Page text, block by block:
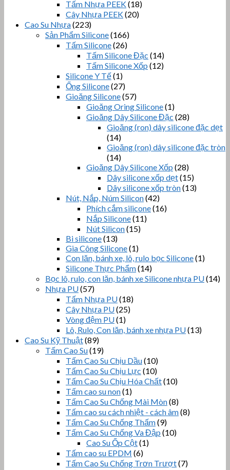
Tấm Nhựa PEEK(18)
Cây Nhựa PEEK(20)
Cao Su Nhựa(223)
Sản Phẩm Silicone(166)
Tấm Silicone(26)
Tấm Silicone Đặc (14)
Tấm Silicone Xốp (12)
Silicone Y Tế(1)
Ống Silicone(27)
Gioăng Silicone(57)
Gioăng Oring Silicone(1)
Gioăng Dây Silicone Đặc (28)
Gioăng (ron) dây silicone đặc dẹt
(14)
Gioăng (ron) dây silicone đặc tròn
(14)
Gioăng Dây Silicone Xốp (28)
Dây silicone xốp dẹt(15)
Dây silicone xốp tròn(13)
Nút, Nắp, Núm Silicon(42)
Phích cắm silicone(16)
Nắp Silicone(11)
Nút Silicon(15)
Bi silicone(13)
Gia Công Silicone(1)
Con lăn, bánh xe, lô, rulo bọc Silicone(1)
Silicone Thực Phẩm(14)
Bọc lô, rulo, con lăn, bánh xe Silicone nhựa PU(14)
Nhựa PU(57)
Tấm Nhựa PU(18)
Cây Nhựa PU(25)
Vòng đệm PU(1)
Lô, Rulo, Con lăn, bánh xe nhựa PU(13)
Cao Su Kỹ Thuật(89)
Tấm Cao Su(19)
Tấm Cao Su Chịu Dầu(10)
Tấm Cao Su Chịu Lực (10)
Tấm Cao Su Chịu Hóa Chất(10)
Tấm cao su non(1)
Tấm Cao Su Chống Mài Mòn(8)
Tấm cao su cách nhiệt - cách âm(8)
Tấm Cao Su Chống Thấm(9)
Tấm Cao Su Chống Va Đập (10)
Cao Su Ốp Cột(1)
Tấm cao su EPDM (6)
Tấm Cao Su Chống Trơn Trượt(7)